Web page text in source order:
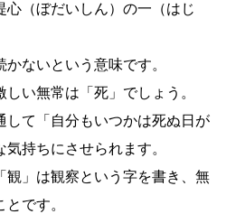
心（ぼだいしん）の一（はじ
ないという意味です。
い無常は「死」でしょう。
して「自分もいつかは死ぬ日が
持ちにさせられます。
観」は観察という字を書き、無
です。